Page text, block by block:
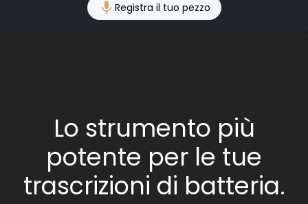
Registra il tuo pezzo
Lo strumento più
potente per le tue
trascrizioni di batteria.